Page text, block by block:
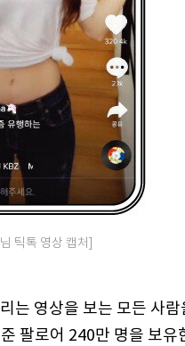
틱톡 영상 캡처]
영상을 보는 모든 사람
팔로어 240만 명을 보